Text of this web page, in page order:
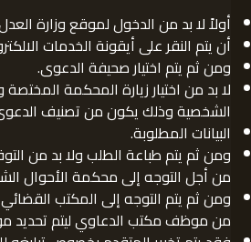
أولاً لا بد من الدخول لموقع وزارة
أن يتم النقر على أيقونة الخدمات
ومن ثم يتم اختيار صحيفة الدعوى.
لا بد من اختيار زيارة المحكمة
الشخصية وذلك يكون من تصنيف
البيانات المطلوبة.
ومن ثم يتم طباعة الطلب ولا بد من
من أجل التوجه إلى محكمة الأحوال
ومن ثم يتم التوجه إلى المكتب
من موظف مكتب الدعاوي ليتم تحديد